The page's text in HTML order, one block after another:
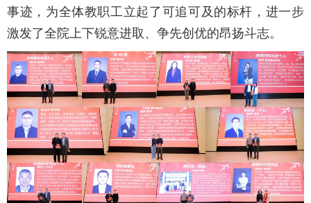
事迹，为全体教职工立起了可追可及的标杆，进一步
激发了全院上下锐意进取、争先创优的昂扬斗志。